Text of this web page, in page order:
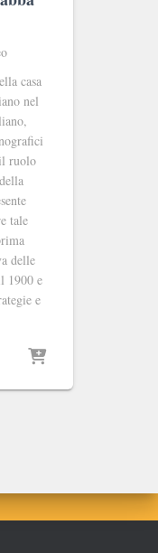
casa
nel
ruolo
tale
delle
1900 e
e